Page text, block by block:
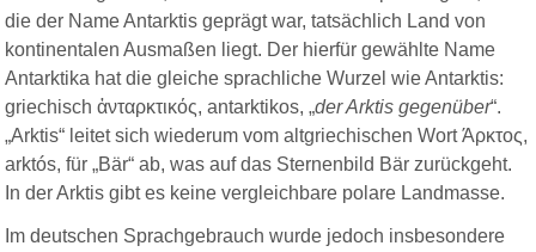
die der Name Antarktis geprägt war, tatsächlich Land von
kontinentalen Ausmaßen liegt. Der hierfür gewählte Name
Antarktika hat die gleiche sprachliche Wurzel wie Antarktis:
griechischἀνταρκτικός, antarktikos, „derArktis gegenüber“.
„Arktis“ leitet sich wiederum vom altgriechischen Wort Άρκτος,
arktós, für „Bär“ ab, was auf das Sternenbild Bär zurückgeht.
In der Arktis gibt es keine vergleichbare polare Landmasse.
Im deutschen Sprachgebrauch wurde jedoch insbesondere